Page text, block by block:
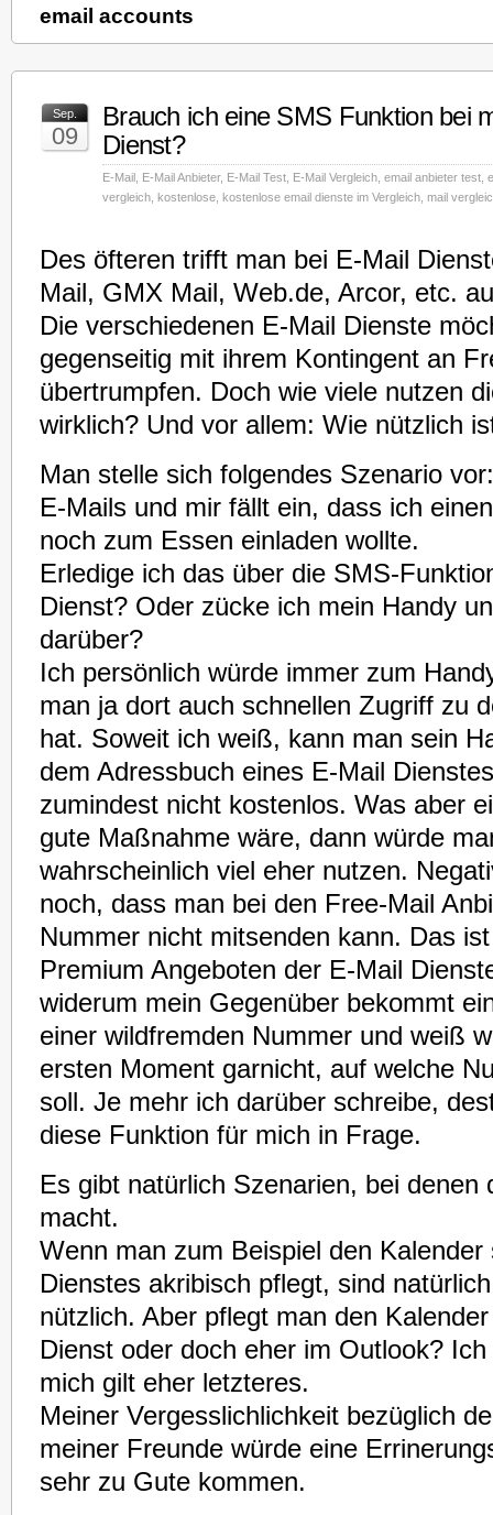
email accounts
Sep.
09
Brauch ich eine SMS Funktion bei
Dienst?
E-Mail E-Mail Anbieter, E-Mail Test E-Mail Vergleich email anbieter test
vergleich kostenlose kostenlose email dienste im Vergleich mail
Des öfteren trifft man bei E-Mail
Mail, GMX Mail, Web.de, Arcor, etc.
Die verschiedenen E-Mail Dienste
gegenseitig mit ihrem Kontingent an
übertrumpfen. Doch wie viele nutzen
wirklich? Und vor allem: Wie nützlich
Man stelle sich folgendes Szenario
E-Mails und mir fällt ein, dass ich
noch zum Essen einladen wollte.
Erledige ich das über die SMS-
Dienst? Oder zücke ich mein Handy
darüber?
Ich persönlich würde immer zum
man ja dort auch schnellen Zugriff zu
hat. Soweit ich weiß, kann man sein
dem Adressbuch eines E-Mail
zumindest nicht kostenlos. Was aber
gute Maßnahme wäre, dann würde
wahrscheinlich viel eher nutzen.
noch, dass man bei den Free-Mail
Nummer nicht mitsenden kann. Das
Premium Angeboten der E-Mail
widerum mein Gegenüber bekommt
einer wildfremden Nummer und weiß
ersten Moment garnicht, auf welche
soll. Je mehr ich darüber schreibe,
diese Funktion für mich in Frage.
Es gibt natürlich Szenarien, bei denen
macht.
Wenn man zum Beispiel den Kalender
Dienstes akribisch pflegt, sind
nützlich. Aber pflegt man den
Dienst oder doch eher im Outlook?
mich gilt eher letzteres.
Meiner Vergesslichlichkeit bezüglich
meiner Freunde würde eine
sehr zu Gute kommen.